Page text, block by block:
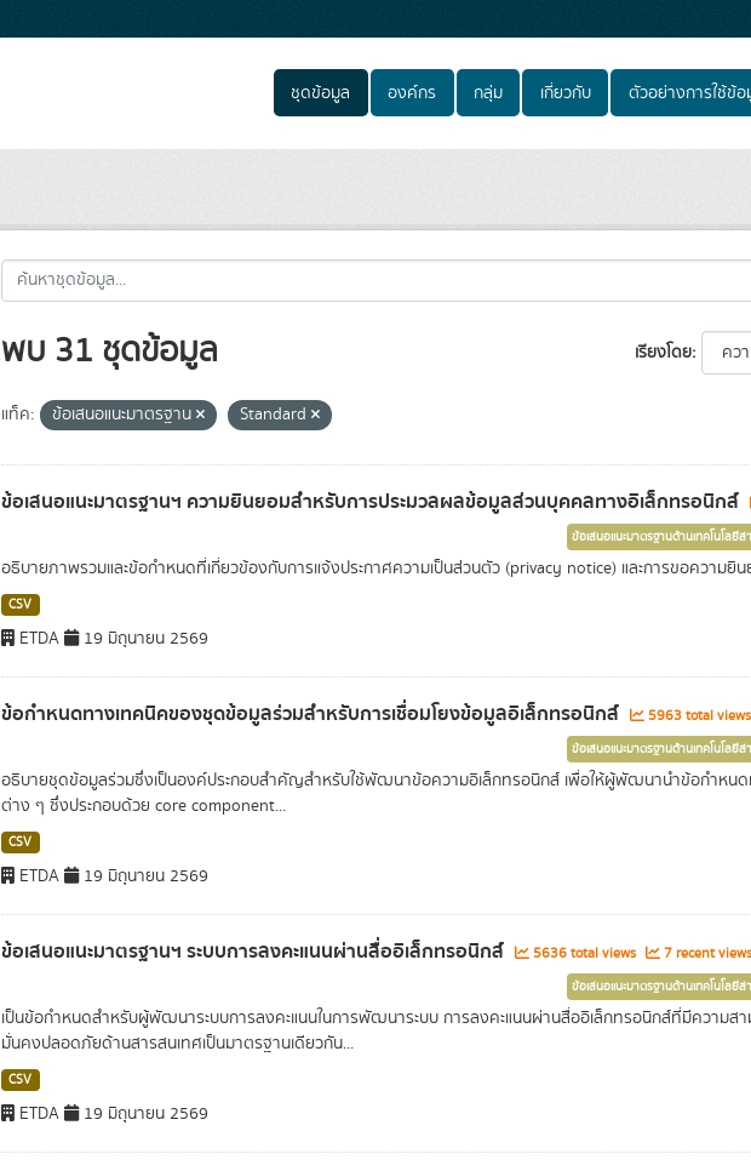
ชุดข้อมูล องค์กร กลุ่ม เกี่ยวกับ ตัวอย่างการใช้ข้อ
เรียงโดย
พบ 31 ชุดข้อมูล
แท็ค: ข้อเสนอแนะมาตรฐาน Standard
ข้อเสนอแนะมาตรฐานฯ ความยินยอมสำหรับการประมวลผลข้อมูลส่วนบุคคลทางอิเล็กทรอนิกส์
ข้อเสนอแนะมาตรฐานด้านเทคโนโลยี
อธิบายภาพรวมและข้อกำหนดที่เกี่ยวข้องกับการแจ้งประกาศความเป็นส่วนตัว (privacy notice) และการขอความยิ
CSV
ETDA 19 มิถุนายน 2569
ข้อกำหนดทางเทคนิคของชุดข้อมูลร่วมสำหรับการเชื่อมโยงข้อมูลอิเล็กทรอนิกส์ 5963 total views
ข้อเสนอแนะมาตรฐานด้านเทคโนโลยี
อธิบายชุดข้อมูลร่วมซึ่งเป็นองค์ประกอบสำคัญสำหรับใช้พัฒนาข้อความอิเล็กทรอนิกส์ เพื่อให้ผู้พัฒนานำข้อกำหนด
ต่าง ๆ ซึ่งประกอบด้วย core component...
CSV
ETDA 19 มิถุนายน 2569
ข้อเสนอแนะมาตรฐานฯ ระบบการลงคะแนนผ่านสื่ออิเล็กทรอนิกส์ 5636 total views 7 recent views
ข้อเสนอแนะมาตรฐานด้านเทคโนโลยี
เป็นข้อกำหนดสำหรับผู้พัฒนาระบบการลงคะแนนในการพัฒนาระบบ การลงคะแนนผ่านสื่ออิเล็กทรอนิกส์ที่มีความส
มั่นคงปลอดภัยด้านสารสนเทศเป็นมาตรฐานเดียวกัน...
CSV
ETDA 19 มิถุนายน 2569